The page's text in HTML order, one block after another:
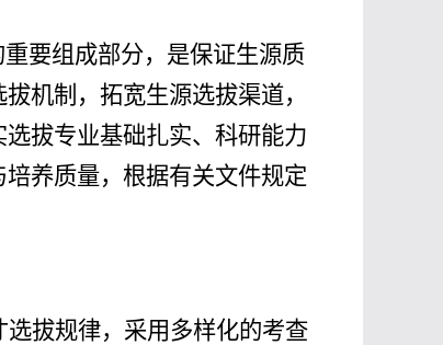
要组成部分，是保证生源质
机制，拓宽生源选拔渠道，
拔专业基础扎实、科研能力
养质量，根据有关文件规定
拔规律，采用多样化的考查